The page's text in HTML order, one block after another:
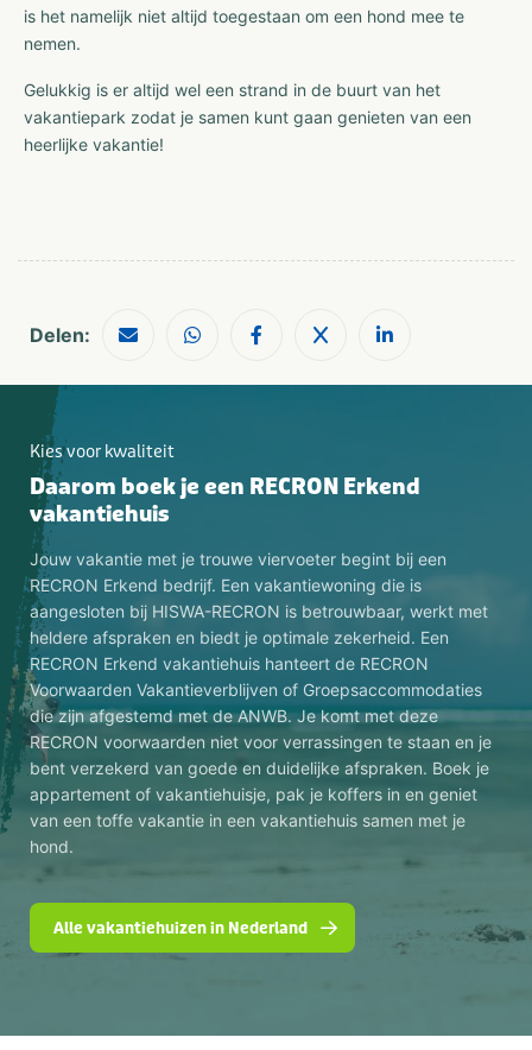
is het namelijk niet altijd toegestaan om een hond mee te
nemen.
Gelukkig is er altijd wel een strand in de buurt van het
vakantiepark zodat je samen kunt gaan genieten van een
heerlijke vakantie!
Delen:
Kies voor kwaliteit
Daarom boek je een RECRON Erkend
vakantiehuis
Jouw vakantie met je trouwe viervoeter begint bij een
RECRON Erkend bedrijf. Een vakantiewoning die is
aangesloten bij HISWA-RECRON is betrouwbaar, werkt met
heldere afspraken en biedt je optimale zekerheid. Een
RECRON Erkend vakantiehuis hanteert de RECRON
Voorwaarden Vakantieverblijven of Groepsaccommodaties
die zijn afgestemd met de ANWB. Je komt met deze
RECRON voorwaarden niet voor verrassingen te staan en je
bent verzekerd van goede en duidelijke afspraken. Boek je
appartement of vakantiehuisje, pak je koffers in en geniet
van een toffe vakantie in een vakantiehuis samen met je
hond.
Alle vakantiehuizen in Nederland